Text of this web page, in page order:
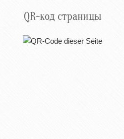
QR-код страницы